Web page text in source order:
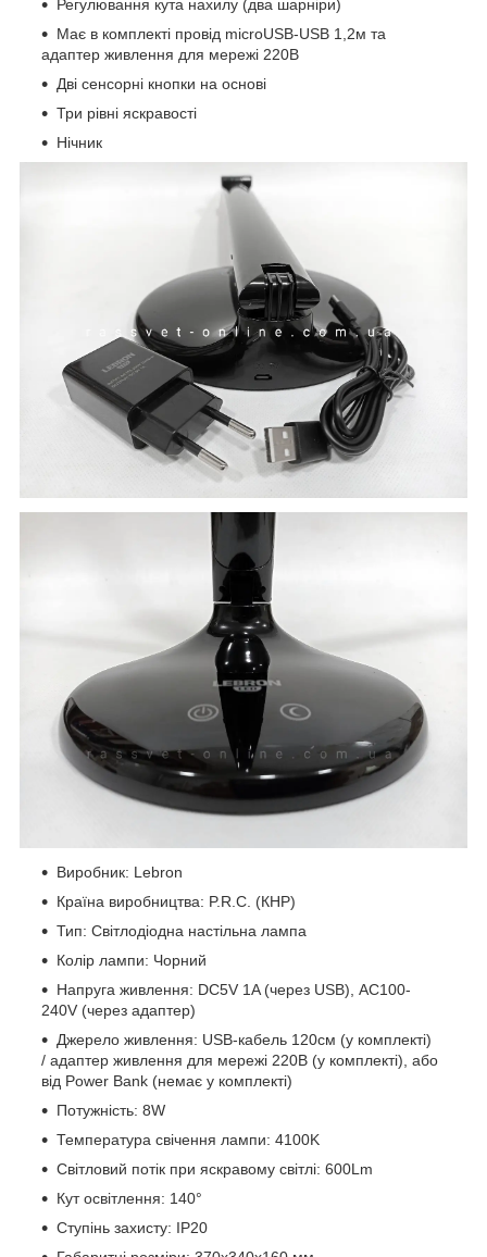
Регулювання кута нахилу (два шарніри)
Має в комплекті провід microUSB-USB 1,2м та
адаптер живлення для мережі 220В
Дві сенсорні кнопки на основі
Три рівні яскравості
Нічник
Виробник: Lebron
Країна виробництва: P.R.C. (КНР)
Тип: Світлодіодна настільна лампа
Колір лампи: Чорний
Напруга живлення: DC5V 1A (через USB), AC100-
240V (через адаптер)
Джерело живлення: USB-кабель 120см (у комплекті)
/ адаптер живлення для мережі 220В (у комплекті), або
від Power Bank (немає у комплекті)
Потужність: 8W
Температура свічення лампи: 4100K
Світловий потік при яскравому світлі: 600Lm
Кут освітлення: 140°
Ступінь захисту: IP20